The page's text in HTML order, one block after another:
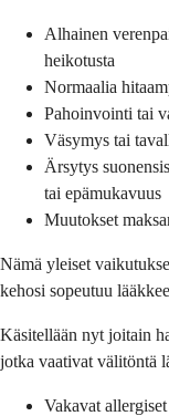
Alhainen
heikotusta
Normaalia
Pahoinvointi tai
Väsymys tai
Ärsytys
tai epämukavuus
Muutokset
Nämä yleiset
kehosi sopeutuu
Käsitellään nyt joitain
jotka vaativat välitöntä
Vakavat